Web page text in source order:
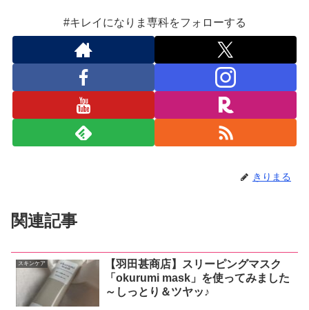
#キレイになりま専科をフォローする
きりまる
関連記事
スキンケア
【羽田甚商店】スリーピングマスク
「okurumi mask」を使ってみました
～しっとり＆ツヤッ♪